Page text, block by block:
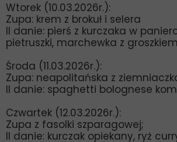
Wtorek (10.03.2026r.):
Zupa: krem z brokuł i selera
II danie: pierś z kurczaka w
pietruszki, marchewka z
Środa (11.03.2026r.):
Zupa: neapolitańska z
II danie: spaghetti bolognese
Czwartek (12.03.2026r.):
Zupa z fasolki szparagowej;
II danie: kurczak opiekany, ryż